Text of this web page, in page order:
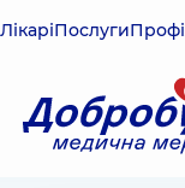
ЛікаріПослуги